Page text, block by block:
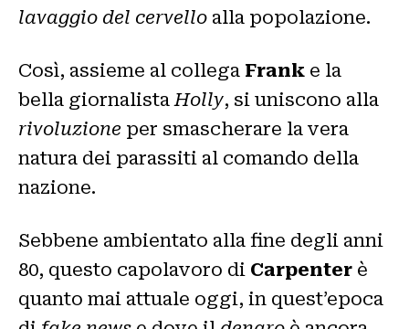
lavaggio del cervello alla popolazione.
Così, assieme al collega Frank e la
bella giornalista Holly, si uniscono alla
rivoluzione per smascherare la vera
natura dei parassiti al comando della
nazione.
Sebbene ambientato alla fine degli anni
80, questo capolavoro di Carpenter è
quanto mai attuale oggi, in quest’epoca